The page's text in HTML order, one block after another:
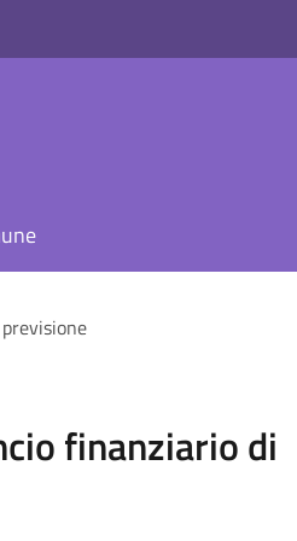
finanziario di